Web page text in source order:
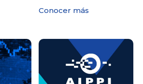
Conocer más